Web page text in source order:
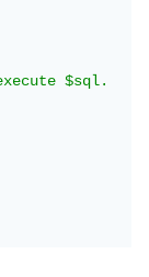
$sql.